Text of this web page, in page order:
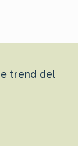
trend del